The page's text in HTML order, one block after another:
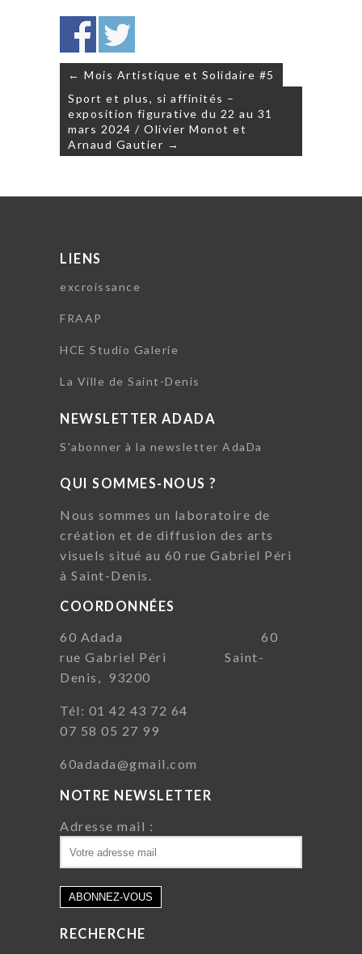
Navigation
l’article
← Mois Artistique et Solidaire #5
Sport et plus, si affinités –
exposition figurative du 22 au 31
mars 2024 / Olivier Monot et
Arnaud Gautier →
LIENS
excroissance
FRAAP
HCE Studio Galerie
La Ville de Saint-Denis
NEWSLETTER ADADA
S'abonner à la newsletter AdaDa
QUI SOMMES-NOUS ?
Nous sommes un laboratoire de
création et de diffusion des arts
visuels situé au 60 rue Gabriel Péri
à Saint-Denis.
COORDONNÉES
60 Adada 60
rue Gabriel Péri Saint-
Denis, 93200
Tél: 01 42 43 72 64
07 58 05 27 99
60adada@gmail.com
NOTRE NEWSLETTER
Adresse mail :
RECHERCHE